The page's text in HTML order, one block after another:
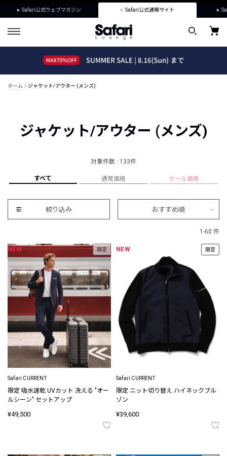
Safari公式ウェブマガジン Safari公式通販サイト
ホーム ジャケット/アウター (メンズ)
ジャケット/アウター (メンズ)
対象件数 : 133件
すべて 通常価格 セール価格
絞り込み おすすめ順
1-60 件
NEW 限定
Safari CURRENT
限定 吸水速乾 UVカット 洗える "オー
ルシーン" セットアップ
¥49,500
NEW 限定
Safari CURRENT
限定 ニット切り替え ハイネックブル
ゾン
¥39,600